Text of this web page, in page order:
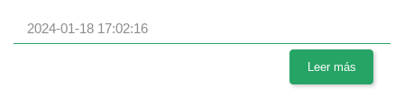
2024-01-18 17:02:16
Leer más